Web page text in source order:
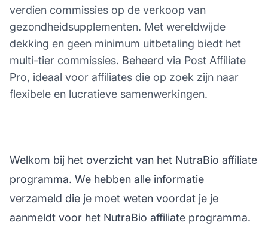
verdien commissies op de verkoop van
gezondheidsupplementen. Met wereldwijde
dekking en geen minimum uitbetaling biedt het
multi-tier commissies. Beheerd via Post Affiliate
Pro, ideaal voor affiliates die op zoek zijn naar
flexibele en lucratieve samenwerkingen.
Welkom bij het overzicht van het NutraBio affiliate
programma. We hebben alle informatie
verzameld die je moet weten voordat je je
aanmeldt voor het NutraBio affiliate programma.